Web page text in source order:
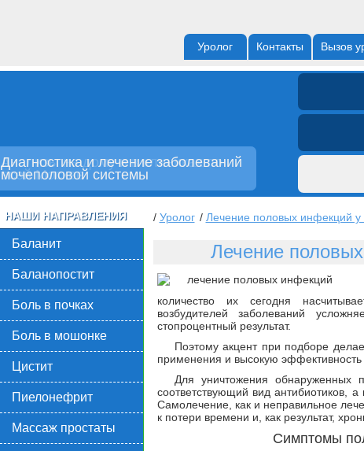
Уролог Контакты Вызов
Анализы на дому и в клиниках по
всей Москве
Диагностика и лечение заболеваний
мочеполовой системы
/ Уролог / Лечение половых инфекций у
Лечение
количество их сегодня
возбудителей заболеваний
стопроцентный результат.
Поэтому акцент при подборе
применения и высокую эффективность
Для уничтожения обнаруженных
соответствующий вид антибиотиков,
Самолечение, как и неправильное
к потери времени и, как результат,
Симптомы
НАШИ НАПРАВЛЕНИЯ
Баланит
Баланопостит
Боль в почках
Боль в мошонке
Цистит
Пиелонефрит
Массаж простаты